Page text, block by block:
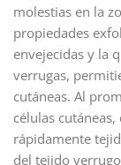
molestias en la
propiedades
envejecidas y la
verrugas,
cutáneas. Al
células
rápidamente
del tejido